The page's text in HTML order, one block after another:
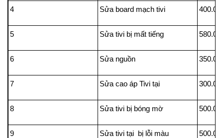
4 Sửa board mạch tivi
5 Sửa tivi bị mất tiếng
6 Sửa nguồn
7 Sửa cao áp Tivi tại
8 Sửa tivi bị bóng mờ
9 Sửa tivi tại bị lỗi màu